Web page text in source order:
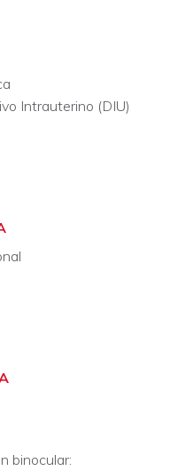
Intrauterino (DIU)
binocular: